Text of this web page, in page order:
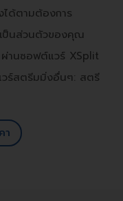
ด้ตามต้องการ
ป็นส่วนตัวของคุณ
านซอฟต์แวร์ XSplit
วร์สตรีมมิ่งอื่นๆ: สตรี
า